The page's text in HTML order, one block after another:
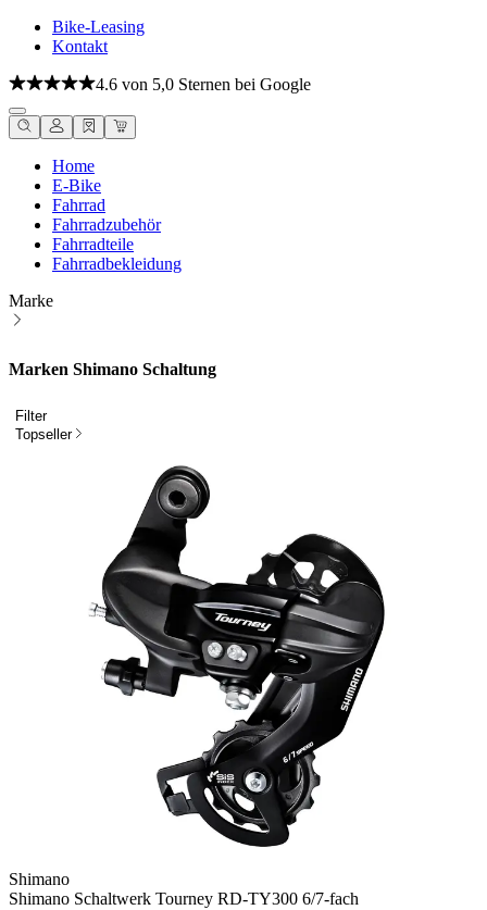
Bike-Leasing
Kontakt
4.6 von 5,0 Sternen bei Google
Home
E-Bike
Fahrrad
Fahrradzubehör
Fahrradteile
Fahrradbekleidung
Marke
Marken Shimano Schaltung
Filter
Topseller
Shimano
Shimano Schaltwerk Tourney RD-TY300 6/7-fach